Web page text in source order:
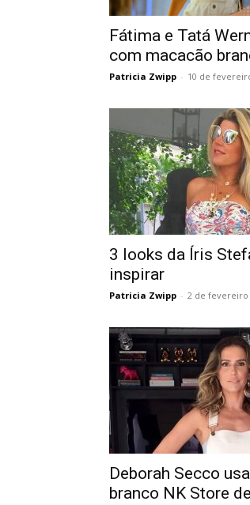
Fátima e Tatá
com macacão
Patricia Zwipp - 10 de
3 looks da Íris
inspirar
Patricia Zwipp - 2 de fevereiro
Deborah Secco
branco NK Store